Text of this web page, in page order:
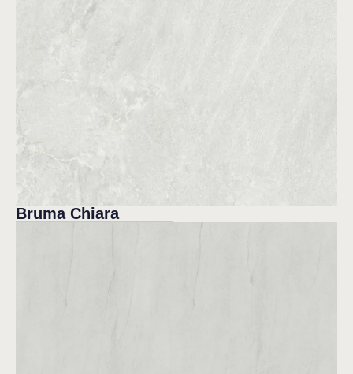
Bruma Chiara